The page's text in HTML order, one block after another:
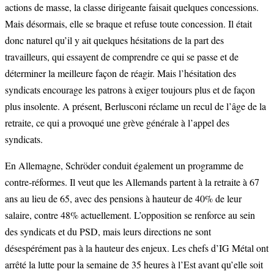
actions de masse, la classe dirigeante faisait quelques concessions.
Mais désormais, elle se braque et refuse toute concession. Il était
donc naturel qu’il y ait quelques hésitations de la part des
travailleurs, qui essayent de comprendre ce qui se passe et de
déterminer la meilleure façon de réagir. Mais l’hésitation des
syndicats encourage les patrons à exiger toujours plus et de façon
plus insolente. A présent, Berlusconi réclame un recul de l’âge de la
retraite, ce qui a provoqué une grève générale à l’appel des
syndicats.
En Allemagne, Schröder conduit également un programme de
contre-réformes. Il veut que les Allemands partent à la retraite à 67
ans au lieu de 65, avec des pensions à hauteur de 40% de leur
salaire, contre 48% actuellement. L’opposition se renforce au sein
des syndicats et du PSD, mais leurs directions ne sont
désespérément pas à la hauteur des enjeux. Les chefs d’IG Métal ont
arrêté la lutte pour la semaine de 35 heures à l’Est avant qu’elle soit